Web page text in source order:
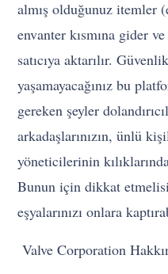
almış olduğunuz itemler
envanter kısmına gider
satıcıya aktarılır.
yaşamayacağınız bu
gereken şeyler
arkadaşlarınızın, ünlü
yöneticilerinin
Bunun için dikkat
eşyalarınızı onlara
Valve Corporation